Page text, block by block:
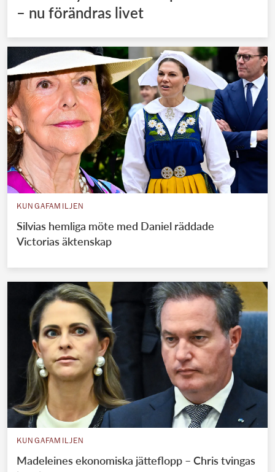
– nu förändras livet
KUNGAFAMILJEN
Silvias hemliga möte med Daniel räddade
Victorias äktenskap
KUNGAFAMILJEN
Madeleines ekonomiska jätteflopp – Chris tvingas